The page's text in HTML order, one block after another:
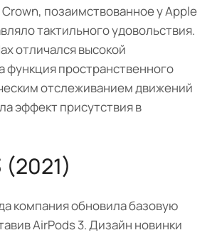
позаимствованное у Apple
тактильного удовольствия.
отличался высокой
функция пространственного
отслеживанием движений
эффект присутствия в
(2021)
компания обновила базовую
AirPods 3. Дизайн новинки